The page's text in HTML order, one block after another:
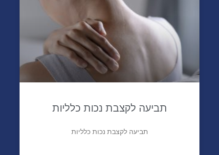
תביעה לקצבת נכות כלליות
תביעה לקצבת נכות כלליות